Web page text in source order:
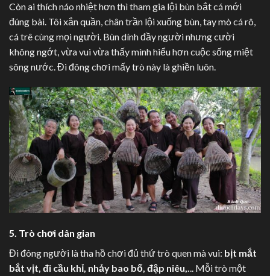
Còn ai thích náo nhiệt hơn thì tham gia lội bùn bắt cá mới
đúng bài. Tôi xắn quần, chân trần lội xuống bùn, tay mò cá rô,
cá trê cùng mọi người. Bùn dính đầy người nhưng cười
không ngớt, vừa vui vừa thấy mình hiểu hơn cuộc sống miệt
sông nước. Đi đông chơi mấy trò này là ghiền luôn.
5. Trò chơi dân gian
Đi đông người là tha hồ chơi đủ thứ trò quen mà vui: bịt mắt
bắt vịt, đi cầu khỉ, nhảy bao bố, đập niêu,... Mỗi trò một